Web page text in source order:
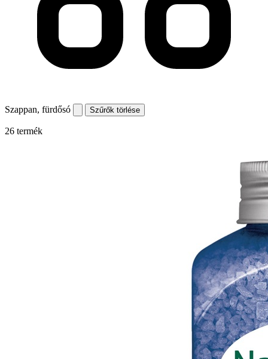
Szappan, fürdősó Szűrők törlése
26 termék